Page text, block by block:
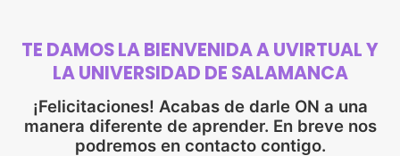
TE DAMOS LA BIENVENIDA A UVIRTUAL Y
LA UNIVERSIDAD DE SALAMANCA
¡Felicitaciones! Acabas de darle ON a una
manera diferente de aprender. En breve nos
podremos en contacto contigo.